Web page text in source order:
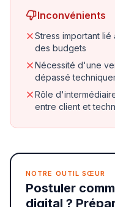
Inconvénients
Stress important
des budgets
Nécessité d'une
dépassé
Rôle
entre client et
NOTRE OUTIL SŒUR
Postuler
digital ?